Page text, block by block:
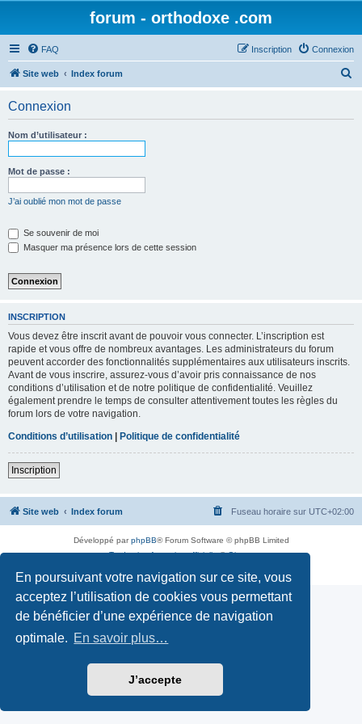
En poursuivant votre navigation sur ce site, vous
acceptez l’utilisation de cookies vous permettant
de bénéficier d’une expérience de navigation
optimale. En savoir plus…
J’accepte
forum - orthodoxe .com
FAQ Connexion
Inscription
Site web Index forum
Connexion
Nom d’utilisateur :
Mot de passe :
J’ai oublié mon mot de passe
Se souvenir de moi
Masquer ma présence lors de cette session
INSCRIPTION
Vous devez être inscrit avant de pouvoir vous connecter. L’inscription est
rapide et vous offre de nombreux avantages. Les administrateurs du forum
peuvent accorder des fonctionnalités supplémentaires aux utilisateurs inscrits.
Avant de vous inscrire, assurez-vous d’avoir pris connaissance de nos
conditions d’utilisation et de notre politique de confidentialité. Veuillez
également prendre le temps de consulter attentivement toutes les règles du
forum lors de votre navigation.
Conditions d’utilisation | Politique de confidentialité
Inscription
Site web Index forum Fuseau horaire sur UTC+02:00
Développé parphpBB® Forum Software © phpBB Limited
Traduction française officielle©Qiaeru